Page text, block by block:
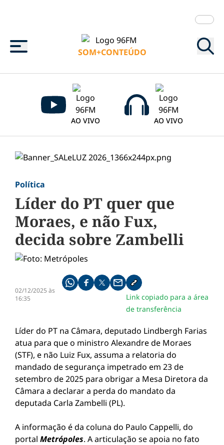
Menu
SOM+CONTEÚDO
AO VIVO AO VIVO
Política
Líder do PT quer que
Moraes, e não Fux,
decida sobre Zambelli
02/12/2025 às
16:35
Compartilhe pelo whatsapp
Compartilhar no facebook
Compartilhar no twitter
Compartilhe pelo email
Copiar link da notícia
Link copiado para a área
de transferência
Líder do PT na Câmara, deputado Lindbergh Farias
atua para que o ministro Alexandre de Moraes
(STF), e não Luiz Fux, assuma a relatoria do
mandado de segurança impetrado em 23 de
setembro de 2025 para obrigar a Mesa Diretora da
Câmara a declarar a perda do mandato da
deputada Carla Zambelli (PL).
A informação é da coluna do Paulo Cappelli, do
portal Metrópoles. A articulação se apoia no fato